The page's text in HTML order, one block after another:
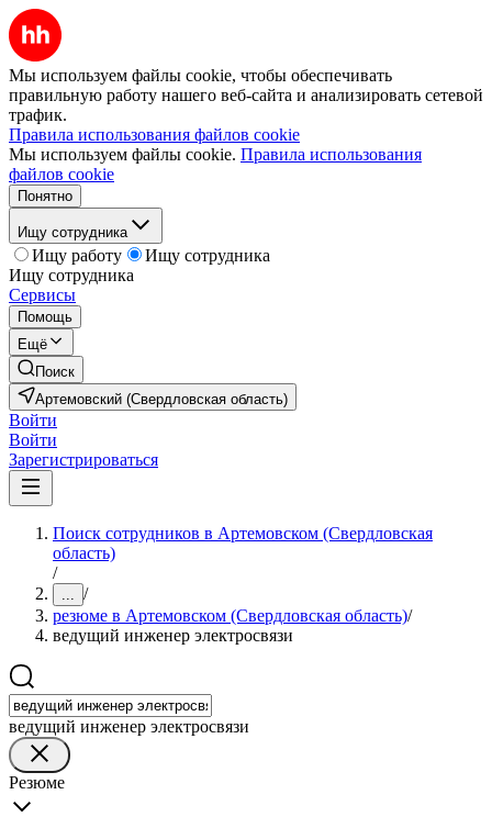
Мы используем файлы cookie, чтобы обеспечивать
правильную работу нашего веб-сайта и анализировать сетевой
трафик.
Правила использования файлов cookie
Мы используем файлы cookie. Правила использования
файлов cookie
Понятно
Ищу сотрудника
Ищу работу
Ищу сотрудника
Ищу сотрудника
Сервисы
Помощь
Ещё
Поиск
Артемовский (Свердловская область)
Войти
Войти
Зарегистрироваться
Поиск сотрудников в Артемовском (Свердловская
область)
/
... /
резюме в Артемовском (Свердловская область)/
ведущий инженер электросвязи
ведущий инженер электросвязи
Резюме